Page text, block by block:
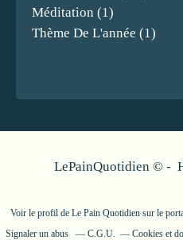
Méditation (1)
Thème De L'année (1)
LePainQuotidien © -
Voir le profil de Le Pain Quotidiensur le
Signaler un abus
C.G.U. Cookies et